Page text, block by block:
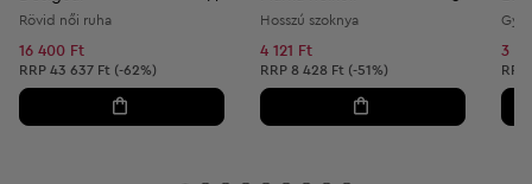
Rövid női ruha
16 400 Ft
Ajánlott ár:
RRP 43 637 Ft (-62%)
Hosszú szoknya
4 121 Ft
Ajánlott ár:
RRP 8 428 Ft (-51%)
3
RRP